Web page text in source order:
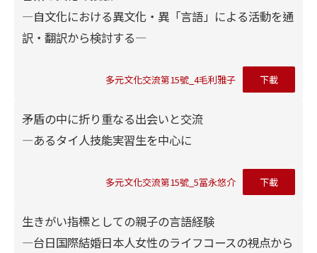
―自文化における異文化・異「言語」による活動を通
訳・翻訳から検討する―
多元文化交流第15號_4毛利雅子 下載
矛盾の中に折り重なる出会いと交流
―あるタイ人技能実習生を中心に
多元文化交流第15號_5冨永悠介 下載
生きがい指標としての親子の言語経験
―台日国際結婚日本人女性のライフコースの視点から